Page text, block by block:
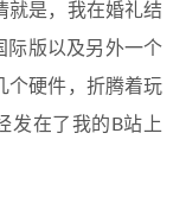
就是，我在婚礼结
际版以及另外一个
个硬件，折腾着玩
发在了我的B站上